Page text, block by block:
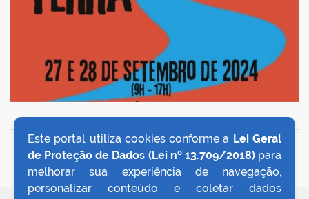
VOLTAR AO TOPO
Este portal utiliza cookies conforme a Lei Geral
de Proteção de Dados (Lei nº 13.709/2018)para
melhorar sua experiência de navegação,
personalizar conteúdo e coletar dados